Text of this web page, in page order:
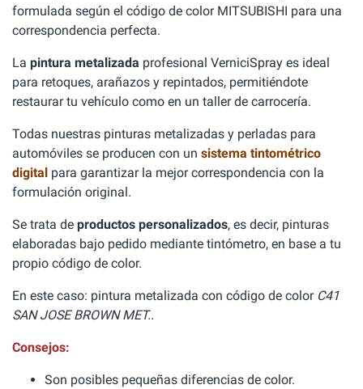
formulada según el código de color MITSUBISHI para una
correspondencia perfecta.
La pintura metalizada profesional VerniciSpray es ideal
para retoques, arañazos y repintados, permitiéndote
restaurar tu vehículo como en un taller de carrocería.
Todas nuestras pinturas metalizadas y perladas para
automóviles se producen con un sistema tintométrico
digital para garantizar la mejor correspondencia con la
formulación original.
Se trata de productos personalizados, es decir, pinturas
elaboradas bajo pedido mediante tintómetro, en base a tu
propio código de color.
En este caso: pintura metalizada con código de color C41
SAN JOSE BROWN MET..
Consejos:
Son posibles pequeñas diferencias de color.